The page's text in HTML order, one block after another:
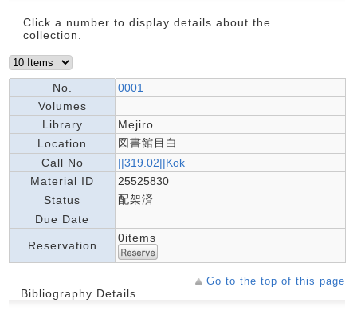
Click a number to display details about the
collection.
No.
0001
Volumes
Library
Mejiro
Location
図書館目白
Call No
||319.02||Kok
Material ID
25525830
Status
配架済
Due Date
Reservation
0items
Go to the top of this page
Bibliography Details